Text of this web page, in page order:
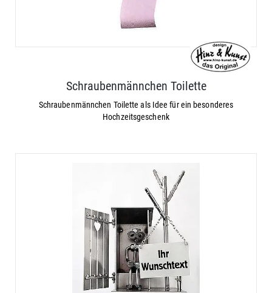
Schraubenmännchen Toilette
Schraubenmännchen Toilette als Idee für ein besonderes
Hochzeitsgeschenk